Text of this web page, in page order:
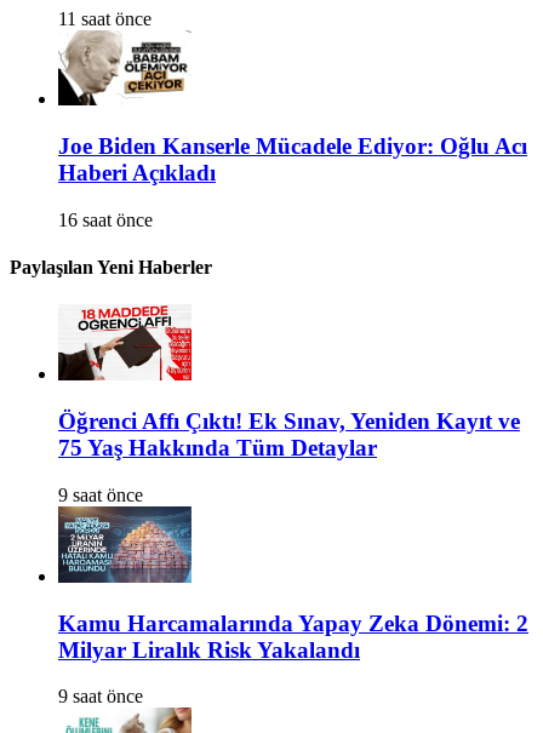
11 saat önce
Joe Biden Kanserle Mücadele Ediyor: Oğlu Acı
Haberi Açıkladı
16 saat önce
Paylaşılan Yeni Haberler
Öğrenci Affı Çıktı! Ek Sınav, Yeniden Kayıt ve
75 Yaş Hakkında Tüm Detaylar
9 saat önce
Kamu Harcamalarında Yapay Zeka Dönemi: 2
Milyar Liralık Risk Yakalandı
9 saat önce